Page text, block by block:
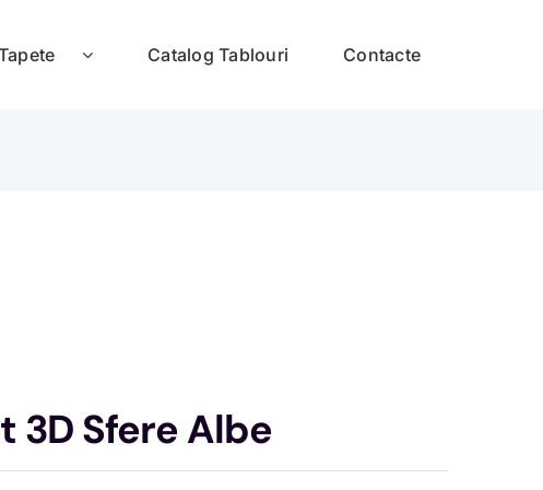
Catalog Tablouri Contacte
3D Sfere Albe